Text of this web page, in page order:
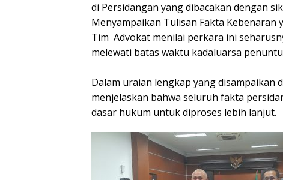
di Persidangan yang dibacakan dengan
Menyampaikan Tulisan Fakta
Tim Advokat menilai perkara ini
melewati batas waktu kadaluarsa
Dalam uraian lengkap yang disampaikan
menjelaskan bahwa seluruh fakta
dasar hukum untuk diproses lebih lanjut.